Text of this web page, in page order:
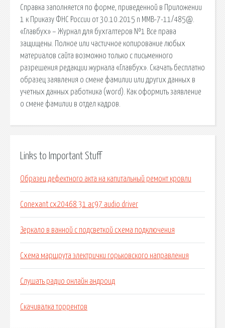
Справка заполняется по форме, приведенной в Приложении
1 к Приказу ФНС России от 30.10.2015 n ММВ-7-11/485@.
«Главбух» – Журнал для бухгалтеров №1 Все права
защищены. Полное или частичное копирование любых
материалов сайта возможно только с письменного
разрешения редакции журнала «Главбух». Скачать бесплатно
образец заявления о смене фамилии или других данных в
учетных данных работника (word). Как оформить заявление
о смене фамилии в отдел кадров.
Links to Important Stuff
Образец дефектного акта на капитальный ремонт кровли
Conexant cx20468 31 ac97 audio driver
Зеркало в ванной с подсветкой схема подключения
Схема маршрута электрички горьковского направления
Слушать радио онлайн андроид
Скачивалка торрентов